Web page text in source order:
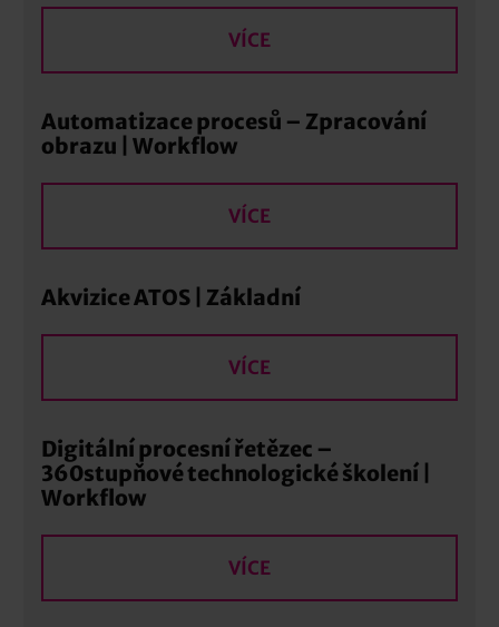
VÍCE
Automatizace procesů – Zpracování
obrazu | Workflow
VÍCE
Akvizice ATOS | Základní
VÍCE
Digitální procesní řetězec –
360stupňové technologické školení |
Workflow
VÍCE